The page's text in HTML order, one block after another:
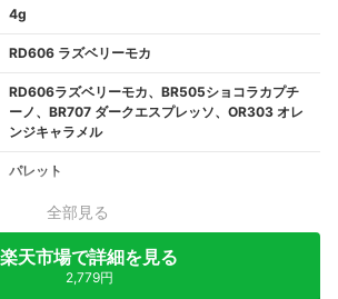
4g
RD606 ラズベリーモカ
RD606ラズベリーモカ、BR505ショコラカプチ
ーノ、BR707 ダークエスプレッソ、OR303 オレ
ンジキャラメル
パレット
全部見る
楽天市場で詳細を見る
2,779円